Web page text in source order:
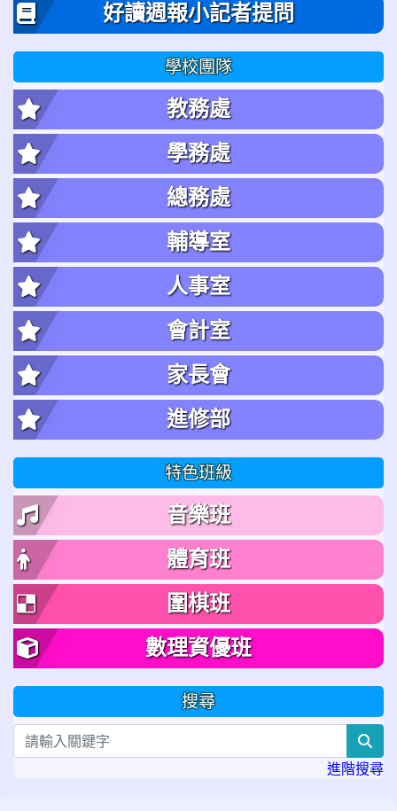
好讀週報小記者提問
學校團隊
教務處
學務處
總務處
輔導室
人事室
會計室
家長會
進修部
特色班級
音樂班
體育班
圍棋班
數理資優班
搜尋
進階搜尋